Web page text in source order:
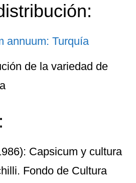
de la variedad de
Capsicum y cultura
Fondo de Cultura